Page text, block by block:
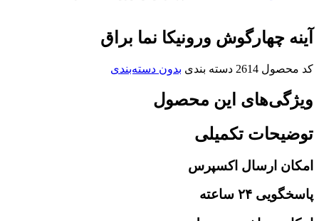
آینه چهارگوش ورونیکا نما براق
کد محصول 2614 دسته بندی بدون دسته‌بندی
ویژگی‌های این محصول
توضیحات تکمیلی
امکان ارسال اکسپرس
پاسخگویی ۲۴ ساعته